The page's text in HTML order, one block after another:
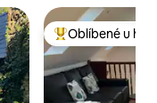
Nejlepší v
Oblíbené u